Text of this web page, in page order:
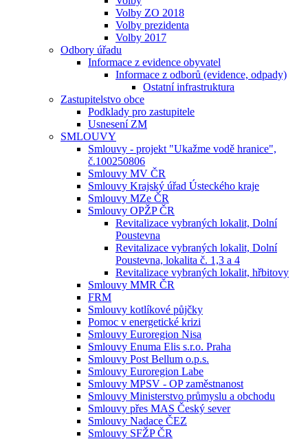
Volby ZO 2018
Volby prezidenta
Volby 2017
Odbory úřadu
Informace z evidence obyvatel
Informace z odborů (evidence, odpady)
Ostatní infrastruktura
Zastupitelstvo obce
Podklady pro zastupitele
Usnesení ZM
SMLOUVY
Smlouvy - projekt "Ukažme vodě hranice",
č.100250806
Smlouvy MV ČR
Smlouvy Krajský úřad Ústeckého kraje
Smlouvy MZe ČR
Smlouvy OPŽP ČR
Revitalizace vybraných lokalit, Dolní
Poustevna
Revitalizace vybraných lokalit, Dolní
Poustevna, lokalita č. 1,3 a 4
Revitalizace vybraných lokalit, hřbitovy
Smlouvy MMR ČR
FRM
Smlouvy kotlíkové půjčky
Pomoc v energetické krizi
Smlouvy Euroregion Nisa
Smlouvy Enuma Elis s.r.o. Praha
Smlouvy Post Bellum o.p.s.
Smlouvy Euroregion Labe
Smlouvy MPSV - OP zaměstnanost
Smlouvy Ministerstvo průmyslu a obchodu
Smlouvy přes MAS Český sever
Smlouvy Nadace ČEZ
Smlouvy SFŽP ČR